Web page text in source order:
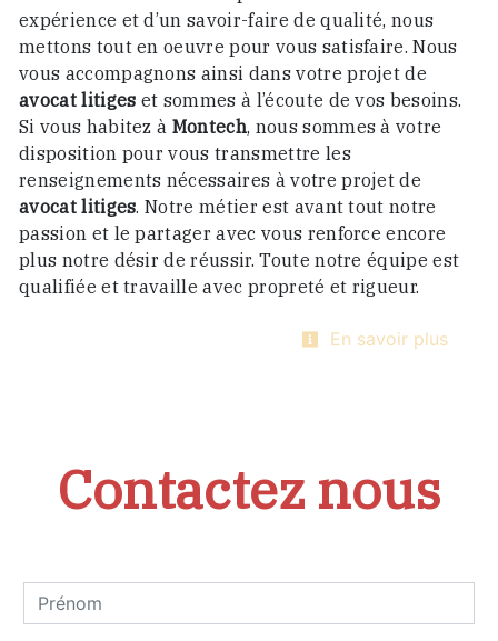
expérience et d’un savoir-faire de qualité, nous
mettons tout en oeuvre pour vous satisfaire. Nous
vous accompagnons ainsi dans votre projet de
avocat litiges et sommes à l’écoute de vos besoins.
Si vous habitez à Montech, nous sommes à votre
disposition pour vous transmettre les
renseignements nécessaires à votre projet de
avocat litiges. Notre métier est avant tout notre
passion et le partager avec vous renforce encore
plus notre désir de réussir. Toute notre équipe est
qualifiée et travaille avec propreté et rigueur.
En savoir plus
Contactez nous